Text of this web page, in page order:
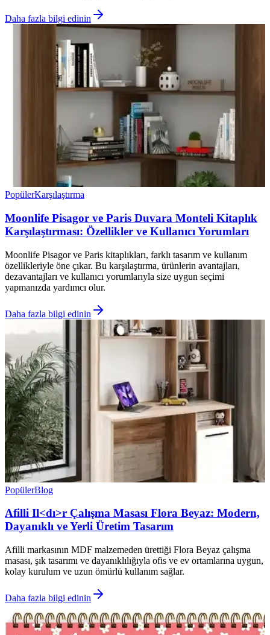
Daha fazla bilgi edinin
PopülerKarşılaştırma
Moonlife Pisagor ve Paris Duvara Monteli Kitaplık
Karşılaştırması: Özellikler ve Kullanıcı Yorumları
Moonlife Pisagor ve Paris kitaplıkları, farklı tasarım ve kullanım
özellikleriyle öne çıkar. Bu karşılaştırma, ürünlerin avantajları,
dezavantajları ve kullanıcı yorumlarıyla size uygun seçimi
yapmanızda yardımcı olur.
Daha fazla bilgi edinin
PopülerBlog
Afilli Il<dı>r Çalışma Masası Flora Beyaz: Modern,
Dayanıklı ve Yerli Üretim Tasarım
Afilli markasının MDF malzemeden ürettiği Flora Beyaz çalışma
masası, şık tasarımı ve dayanıklılığıyla ofis ve ev ortamlarına uygun,
kolay kurulum ve uzun ömürlü kullanım sağlar.
Daha fazla bilgi edinin